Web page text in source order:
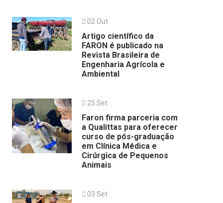
02 Out
Artigo científico da
FARON é publicado na
Revista Brasileira de
Engenharia Agrícola e
Ambiental
25 Set
Faron firma parceria com
a Qualittas para oferecer
curso de pós-graduação
em Clínica Médica e
Cirúrgica de Pequenos
Animais
03 Set